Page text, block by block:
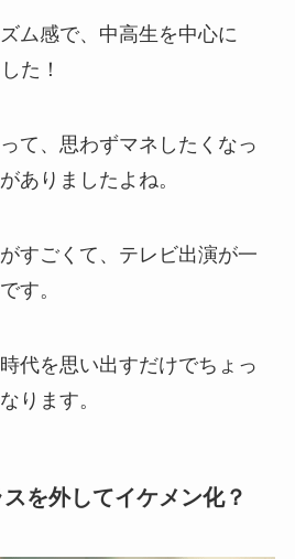
ム感で、中高生を中心に
た！
て、思わずマネしたくなっ
ありましたよね。
すごくて、テレビ出演が一
す。
代を思い出すだけでちょっ
ります。
を外してイケメン化？